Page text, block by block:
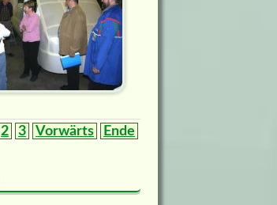
2 3 Vorwärts Ende